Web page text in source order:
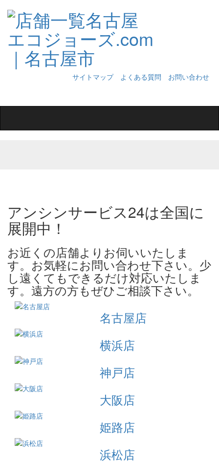
サイトマップ よくある質問
お問い合わせ
アンシンサービス24は全国に
展開中！
お近くの店舗よりお伺いいたしま
す。お気軽にお問い合わせ下さい。少
し遠くてもできるだけ対応いたしま
す。遠方の方もぜひご相談下さい。
名古屋店
横浜店
神戸店
大阪店
姫路店
浜松店